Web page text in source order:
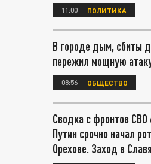
11:00 ПОЛИТИКА
В городе дым, сбиты
пережил мощную
08:56 ОБЩЕСТВО
Сводка с фронтов СВО
Путин срочно начал
Орехове. Заход в